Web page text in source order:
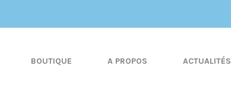
BOUTIQUE A PROPOS ACTUALITÉS